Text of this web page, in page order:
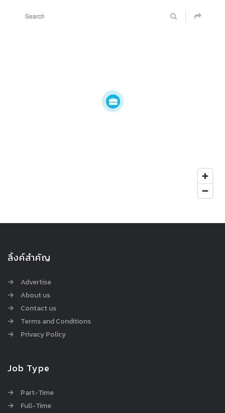
ลิ้งค์สำคัญ
Advertise
About us
Contact us
Terms and Conditions
Privacy Policy
Job Type
Part-Time
Full-Time